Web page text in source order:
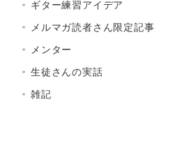
ギター練習アイデア
メルマガ読者さん限定記事
メンター
生徒さんの実話
雑記